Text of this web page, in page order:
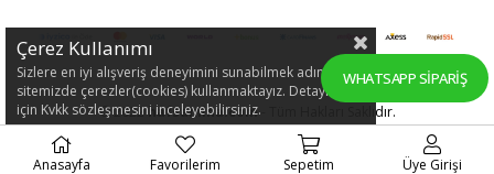
WHATSAPP SIPARIŞ
© 2022hafsamina.com- Tüm Hakları Saklıdır.
Çerez Kullanımı
Sizlere en iyi alışveriş deneyimini sunabilmek adına
sitemizde çerezler(cookies) kullanmaktayız. Detaylı bilgi
için Kvkk sözleşmesini inceleyebilirsiniz.
Anasayfa Favorilerim Sepetim Üye Girişi